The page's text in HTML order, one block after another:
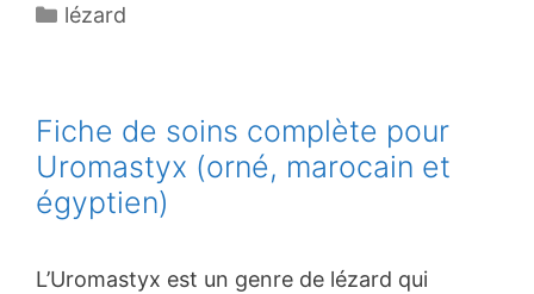
Catégories
lézard
Fiche de soins complète pour
Uromastyx (orné, marocain et
égyptien)
L’Uromastyx est un genre de lézard qui